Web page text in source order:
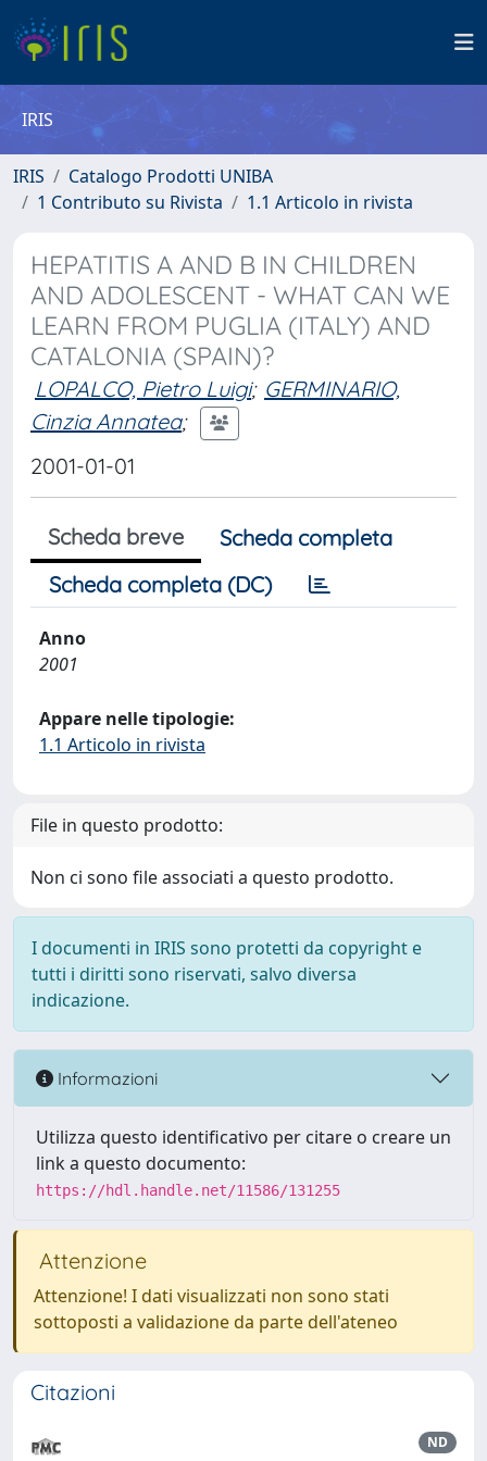
IRIS
IRIS
Catalogo Prodotti UNIBA
1 Contributo su Rivista
1.1 Articolo in rivista
HEPATITIS A AND B IN CHILDREN
AND ADOLESCENT - WHAT CAN WE
LEARN FROM PUGLIA (ITALY) AND
CATALONIA (SPAIN)?
LOPALCO, Pietro Luigi; GERMINARIO,
Cinzia Annatea;
2001-01-01
Scheda breve
Scheda completa
Scheda completa (DC)
Anno
2001
Appare nelle tipologie:
1.1 Articolo in rivista
File in questo prodotto:
Non ci sono file associati a questo prodotto.
I documenti in IRIS sono protetti da copyright e
tutti i diritti sono riservati, salvo diversa
indicazione.
Informazioni
Utilizza questo identificativo per citare o creare un
link a questo documento:
https://hdl.handle.net/11586/131255
Attenzione
Attenzione! I dati visualizzati non sono stati
sottoposti a validazione da parte dell'ateneo
Citazioni
ND